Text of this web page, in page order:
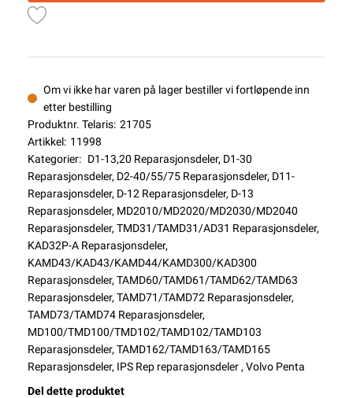
Om vi ikke har varen på lager bestiller vi fortløpende inn
etter bestilling
Produktnr. Telaris: 21705
Artikkel: 11998
Kategorier: D1-13,20 Reparasjonsdeler, D1-30
Reparasjonsdeler, D2-40/55/75 Reparasjonsdeler, D11-
Reparasjonsdeler, D-12 Reparasjonsdeler, D-13
Reparasjonsdeler, MD2010/MD2020/MD2030/MD2040
Reparasjonsdeler, TMD31/TAMD31/AD31 Reparasjonsdeler,
KAD32P-A Reparasjonsdeler,
KAMD43/KAD43/KAMD44/KAMD300/KAD300
Reparasjonsdeler, TAMD60/TAMD61/TAMD62/TAMD63
Reparasjonsdeler, TAMD71/TAMD72 Reparasjonsdeler,
TAMD73/TAMD74 Reparasjonsdeler,
MD100/TMD100/TMD102/TAMD102/TAMD103
Reparasjonsdeler, TAMD162/TAMD163/TAMD165
Reparasjonsdeler, IPS Rep reparasjonsdeler , Volvo Penta
Del dette produktet